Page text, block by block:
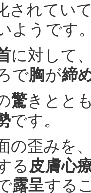
されてい
ようです
に対して
で胸が締
驚きとと
です。
の歪みを
る 皮膚心
露呈する